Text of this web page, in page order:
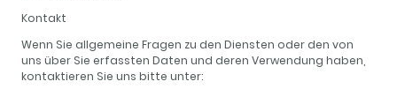
Kontakt
Wenn Sie allgemeine Fragen zu den Diensten oder den von
uns über Sie erfassten Daten und deren Verwendung haben,
kontaktieren Sie uns bitte unter: